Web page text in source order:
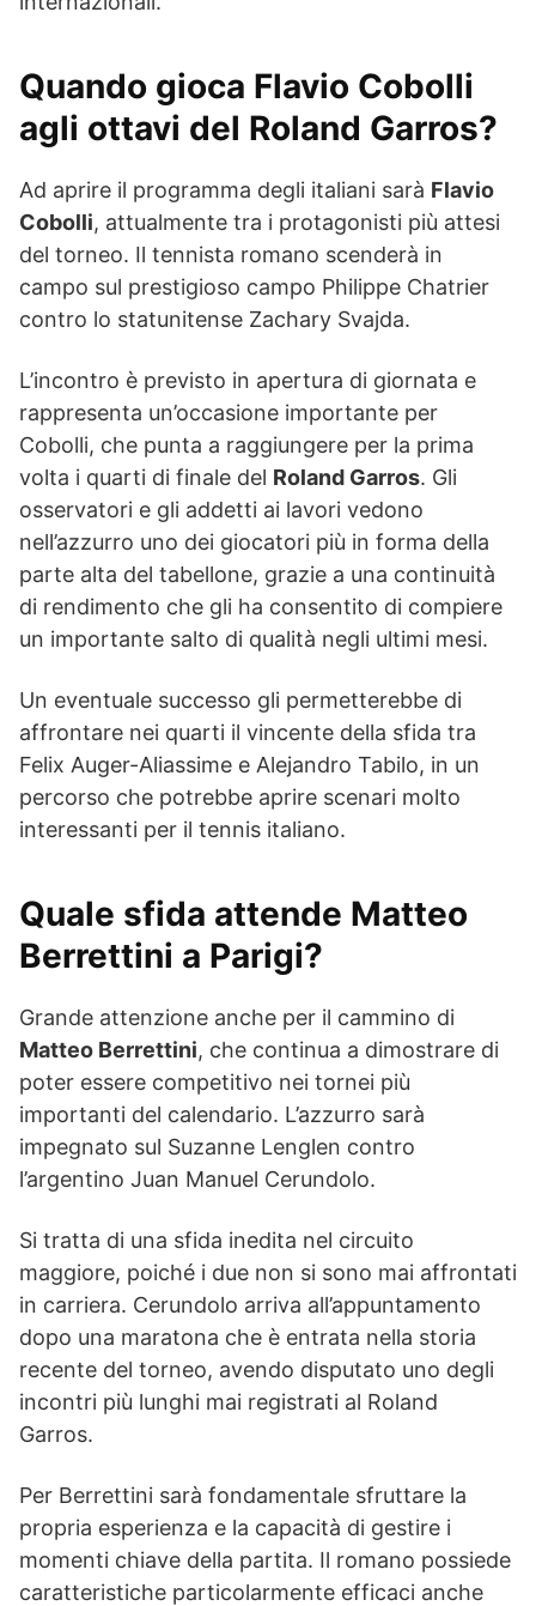
Quando gioca Flavio Cobolli
agli ottavi del Roland Garros?
Ad aprire il programma degli italiani sarà Flavio
Cobolli, attualmente tra i protagonisti più attesi
del torneo. Il tennista romano scenderà in
campo sul prestigioso campo Philippe Chatrier
contro lo statunitense Zachary Svajda.
L’incontro è previsto in apertura di giornata e
rappresenta un’occasione importante per
Cobolli, che punta a raggiungere per la prima
volta i quarti di finale del Roland Garros. Gli
osservatori e gli addetti ai lavori vedono
nell’azzurro uno dei giocatori più in forma della
parte alta del tabellone, grazie a una continuità
di rendimento che gli ha consentito di compiere
un importante salto di qualità negli ultimi mesi.
Un eventuale successo gli permetterebbe di
affrontare nei quarti il vincente della sfida tra
Felix Auger-Aliassime e Alejandro Tabilo, in un
percorso che potrebbe aprire scenari molto
interessanti per il tennis italiano.
Quale sfida attende Matteo
Berrettini a Parigi?
Grande attenzione anche per il cammino di
Matteo Berrettini, che continua a dimostrare di
poter essere competitivo nei tornei più
importanti del calendario. L’azzurro sarà
impegnato sul Suzanne Lenglen contro
l’argentino Juan Manuel Cerundolo.
Si tratta di una sfida inedita nel circuito
maggiore, poiché i due non si sono mai affrontati
in carriera. Cerundolo arriva all’appuntamento
dopo una maratona che è entrata nella storia
recente del torneo, avendo disputato uno degli
incontri più lunghi mai registrati al Roland
Garros.
Per Berrettini sarà fondamentale sfruttare la
propria esperienza e la capacità di gestire i
momenti chiave della partita. Il romano possiede
caratteristiche particolarmente efficaci anche